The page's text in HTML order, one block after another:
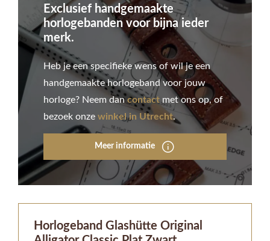
Exclusief handgemaakte
horlogebanden voor bijna ieder
merk.
Heb je een specifieke wens of wil je een
handgemaakte horlogeband voor jouw
horloge? Neem dan contact met ons op, of
bezoek onze winkel in Utrecht.
Meer informatie
Horlogeband Glashütte Original